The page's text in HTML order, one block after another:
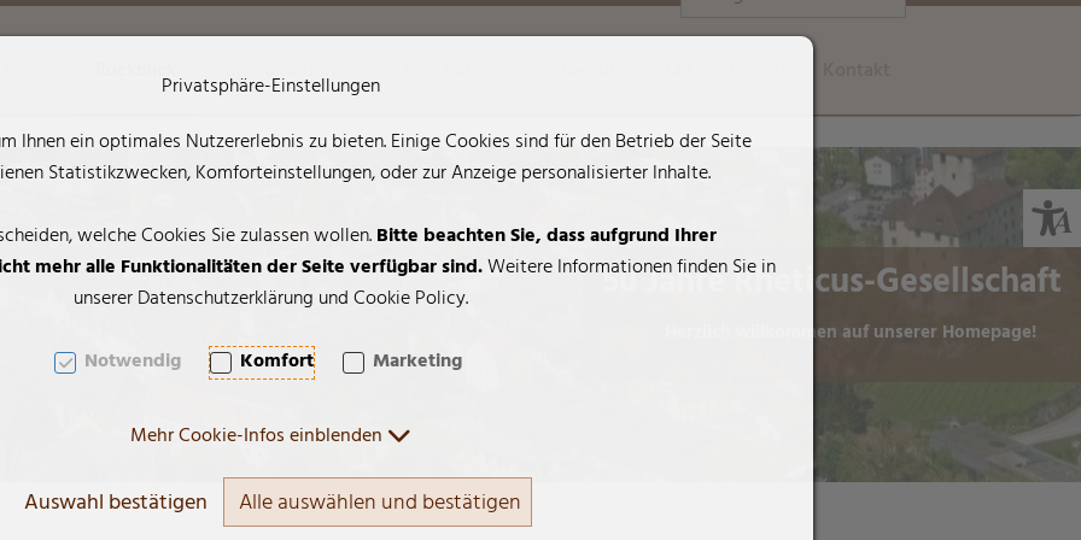
+ 2]
Rückblick Natur und Umwelt
50 Jahre Rheticus-Gesellschaft
Herzlich willkommen auf unserer Homepage!
Privatsphäre-Einstellungen
Ihnen ein optimales Nutzererlebnis zu bieten. Einige Cookies sind für den Betrieb der Seite
Statistikzwecken, Komforteinstellungen, oder zur Anzeige personalisierter Inhalte.
welche Cookies Sie zulassen wollen.Bitte beachten Sie, dass aufgrund Ihrer
mehr alle Funktionalitäten der Seite verfügbar sind.Weitere Informationen finden Sie in
unserer Datenschutzerklärung und Cookie Policy.
Notwendig
Komfort Marketing
Mehr Cookie-Infos einblenden
Auswahl bestätigen Alle auswählen und bestätigen